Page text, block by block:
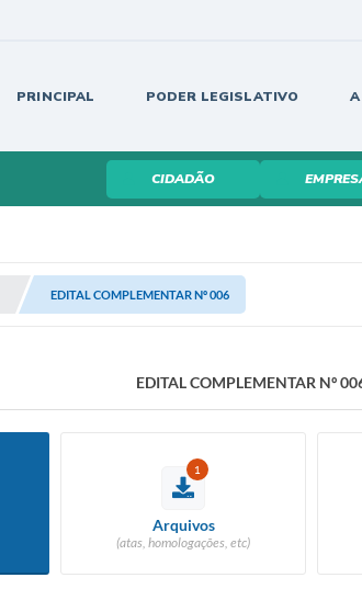
PRINCIPAL PODER LEGISLATIVO
CIDADÃO
EDITAL COMPLEMENTAR Nº 006
EDITAL COMPLEMENTAR Nº
1
Arquivos
(atas, homologações, etc)